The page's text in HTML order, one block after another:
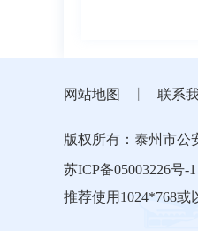
网站地图 联系
版权所有：泰州市公
苏ICP备05003226号-1
推荐使用1024*768或